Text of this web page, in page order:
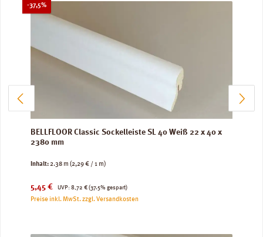
-37,5%Rabatt
BELLFLOOR Classic Sockelleiste SL 40 Weiß 22 x 40 x
2380 mm
Inhalt:2.38 m (2,29 € / 1 m)
Verkaufspreis:
5,45 € UVP:
Regulärer Preis:
8,72 € (37.5% gespart)
Preise inkl. MwSt. zzgl. Versandkosten